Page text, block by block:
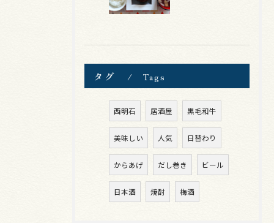
タグ Tags
西明石 居酒屋 黒毛和牛
美味しい 人気 日替わり
からあげ だし巻き ビール
日本酒 焼酎 梅酒